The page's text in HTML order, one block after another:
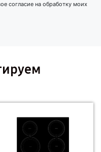
согласие на обработку моих